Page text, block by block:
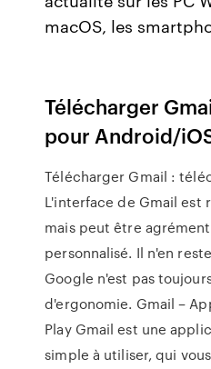
macOS, les
Télécharger
pour Android/
Télécharger Gmail :
L'interface de Gmail est
mais peut être
personnalisé. Il n'en
Google n'est pas
d'ergonomie. Gmail –
Play Gmail est une
simple à utiliser, qui